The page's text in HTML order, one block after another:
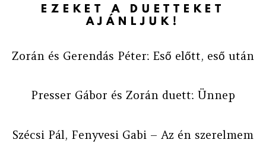
EZEKET A DUETTEKET
AJÁNLJUK!
Zorán és Gerendás Péter: Eső előtt, eső után
Presser Gábor és Zorán duett: Ünnep
Szécsi Pál, Fenyvesi Gabi – Az én szerelmem